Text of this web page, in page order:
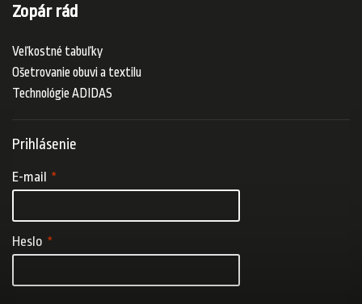
Zopár rád
Veľkostné tabuľky
Ošetrovanie obuvi a textilu
Technológie ADIDAS
Prihlásenie
E-mail
Heslo